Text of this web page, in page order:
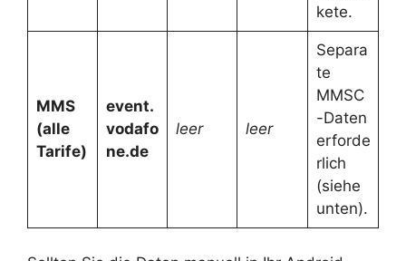
kete.
MMS
(alle
Tarife)
event.
vodafo
ne.de
leer leer
Separa
te
MMSC
-Daten
erforde
rlich
(siehe
unten).